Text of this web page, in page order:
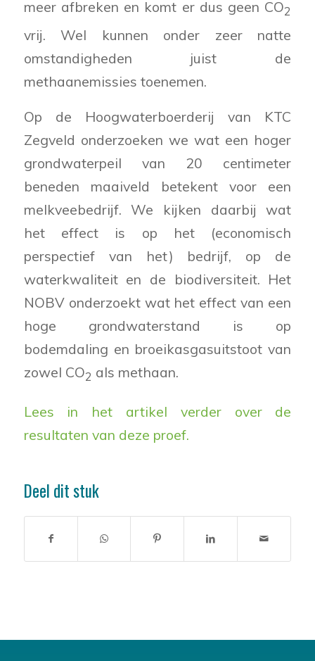
meer afbreken en komt er dus geen CO2
vrij. Wel kunnen onder zeer natte
omstandigheden juist de
methaanemissies toenemen.
Op de Hoogwaterboerderij van KTC
Zegveld onderzoeken we wat een hoger
grondwaterpeil van 20 centimeter
beneden maaiveld betekent voor een
melkveebedrijf. We kijken daarbij wat
het effect is op het (economisch
perspectief van het) bedrijf, op de
waterkwaliteit en de biodiversiteit. Het
NOBV onderzoekt wat het effect van een
hoge grondwaterstand is op
bodemdaling en broeikasgasuitstoot van
zowel CO2 als methaan.
Lees in het artikel verder over de
resultaten van deze proef.
Deel dit stuk